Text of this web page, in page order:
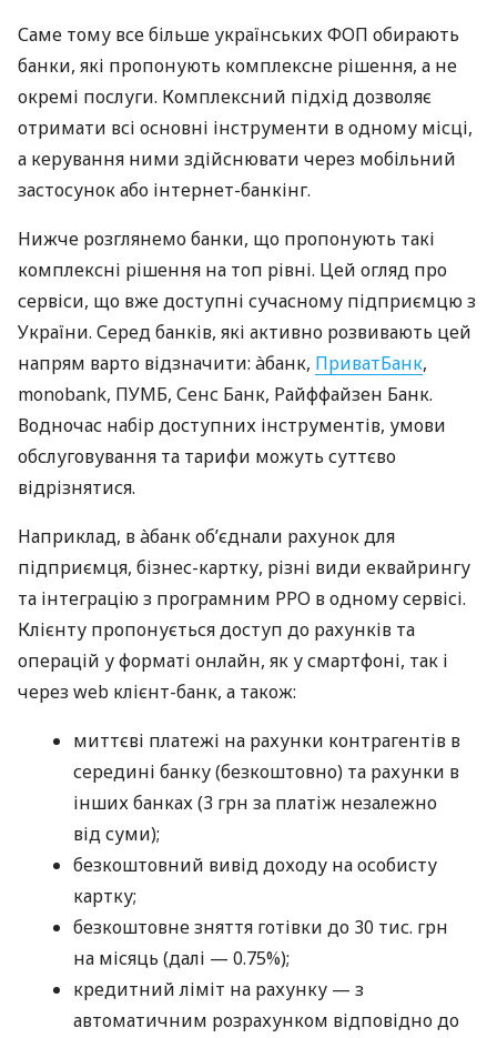
Саме тому все більше українських ФОП обирають
банки, які пропонують комплексне рішення, а не
окремі послуги. Комплексний підхід дозволяє
отримати всі основні інструменти в одному місці,
а керування ними здійснювати через мобільний
застосунок або інтернет-банкінг.
Нижче розглянемо банки, що пропонують такі
комплексні рішення на топ рівні. Цей огляд про
сервіси, що вже доступні сучасному підприємцю з
України. Серед банків, які активно розвивають цей
напрям варто відзначити: àбанк, ПриватБанк,
monobank, ПУМБ, Сенс Банк, Райффайзен Банк.
Водночас набір доступних інструментів, умови
обслуговування та тарифи можуть суттєво
відрізнятися.
Наприклад, в àбанк об’єднали рахунок для
підприємця, бізнес-картку, різні види еквайрингу
та інтеграцію з програмним РРО в одному сервісі.
Клієнту пропонується доступ до рахунків та
операцій у форматі онлайн, як у смартфоні, так і
через web клієнт-банк, а також:
миттєві платежі на рахунки контрагентів в
середині банку (безкоштовно) та рахунки в
інших банках (3 грн за платіж незалежно
від суми);
безкоштовний вивід доходу на особисту
картку;
безкоштовне зняття готівки до 30 тис. грн
на місяць (далі — 0.75%);
кредитний ліміт на рахунку — з
автоматичним розрахунком відповідно до